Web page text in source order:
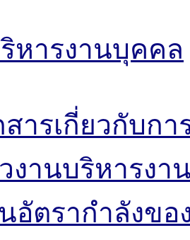
หารงานบุคคล
สารเกี่ยวกับก
งานบริหารงา
อัตรากำลังขอ